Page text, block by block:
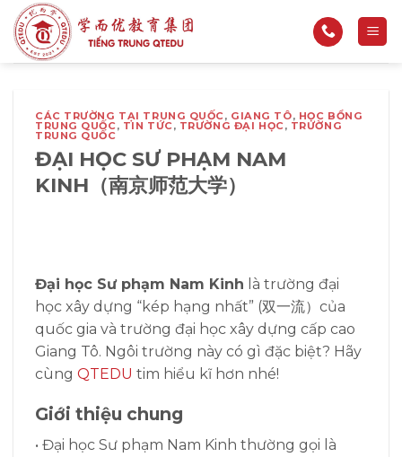
qua
nội
CÁC TRƯỜNG TẠI TRUNG QUỐC, GIANG TÔ, HỌC BỔNG
TRUNG QUỐC, TIN TỨC, TRƯỜNG ĐẠI HỌC, TRƯỜNG
TRUNG QUỐC
ĐẠI HỌC SƯ PHẠM NAM
KINH（南京师范大学）
Đại học Sư phạm Nam Kinh là trường đại
học xây dựng “kép hạng nhất” (双一流）của
quốc gia và trường đại học xây dựng cấp cao
Giang Tô. Ngôi trường này có gì đặc biệt? Hãy
cùng QTEDU tim hiểu kĩ hơn nhé!
Giới thiệu chung
• Đại học Sư phạm Nam Kinh thường gọi là